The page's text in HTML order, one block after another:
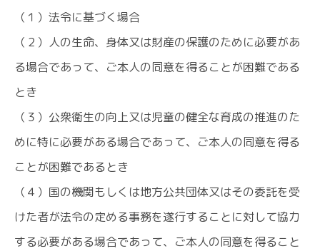
（１）法令に基づく場合
（２）人の生命、身体又は財産の保護のために必要があ
る場合であって、ご本人の同意を得ることが困難である
とき
（３）公衆衛生の向上又は児童の健全な育成の推進のた
めに特に必要がある場合であって、ご本人の同意を得る
ことが困難であるとき
（４）国の機関もしくは地方公共団体又はその委託を受
けた者が法令の定める事務を遂行することに対して協力
する必要がある場合であって、ご本人の同意を得ること